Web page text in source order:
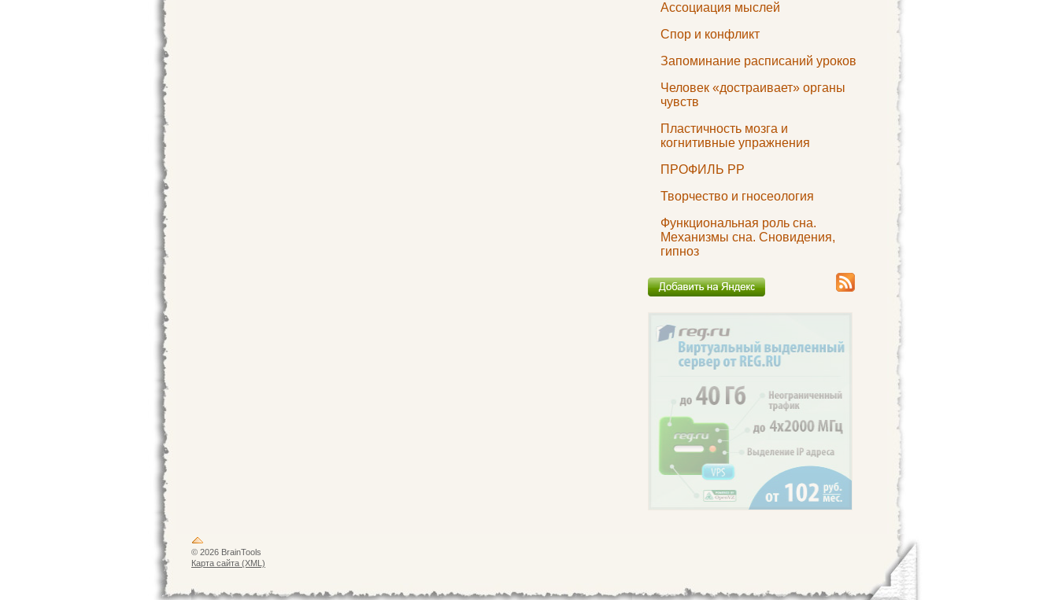
Ассоциация мыслей
Спор и конфликт
Запоминание расписаний уроков
Человек «достраивает» органы
чувств
Пластичность мозга и
когнитивные упражнения
ПРОФИЛЬ РР
Творчество и гносеология
Функциональная роль сна.
Механизмы сна. Сновидения,
гипноз
© 2026 BrainTools
Карта сайта (XML)